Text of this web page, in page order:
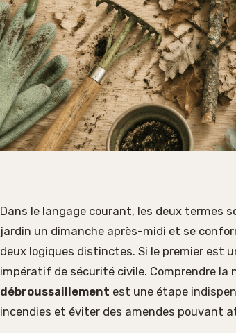
Dans le langage courant, les deux termes
jardin un dimanche après-midi et se
deux logiques distinctes. Si le premier est
impératif de sécurité civile. Comprendre la
débroussaillement est une étape
incendies et éviter des amendes pouvant